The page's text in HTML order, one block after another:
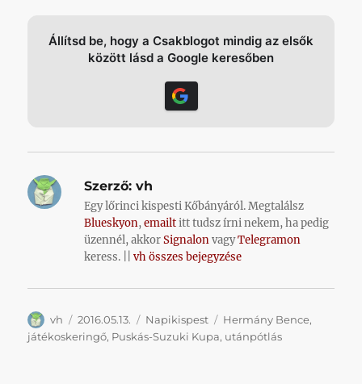
Állítsd be, hogy a Csakblogot mindig az elsők
között lásd a Google keresőben
Szerző: vh
Egy lőrinci kispesti Kőbányáról. Megtalálsz
Blueskyon,emailtitt tudsz írni nekem, ha pedig
üzennél, akkorSignalonvagyTelegramon
keress. ||vh összes bejegyzése
Szerző
vh Közzétéve
2016.05.13. Kategória
Napikispest Címke
Hermány Bence,
játékoskeringő, Puskás-Suzuki Kupa, utánpótlás